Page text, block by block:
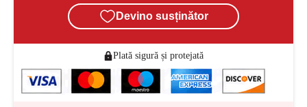
Devino susținător
Plată sigură și protejată